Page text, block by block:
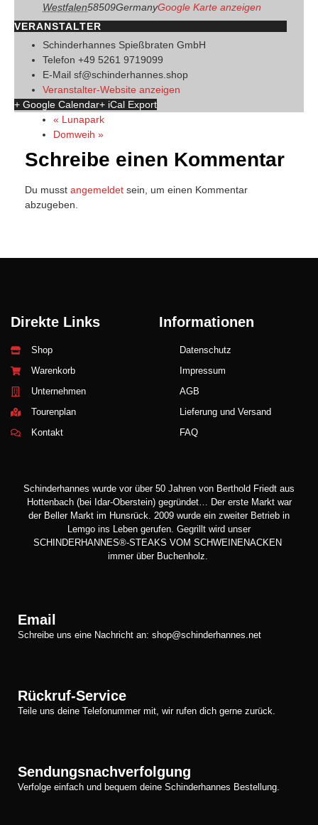
Westfalen58509GermanyGoogle Karte anzeigen
VERANSTALTER
Schinderhannes Spießbraten GmbH
Telefon +49 5261 9719099
E-Mail sf@schinderhannes.shop
Veranstalter-Website anzeigen
+ Google Calendar+ iCal Export
« Lunapark
Domweih »
Schreibe einen Kommentar
Du musst angemeldet sein, um einen Kommentar
abzugeben.
Direkte Links
Shop
Warenkorb
Unternehmen
Tourenplan
Kontakt
Informationen
Datenschutz
Impressum
AGB
Lieferung und Versand
FAQ
Schinderhannes wurde vor über 50 Jahren von Berthold Friedt aus
Hottenbach (bei Idar-Oberstein) gegründet… Der erste Markt war
der Beller Markt im Hunsrück. 2009 wurde ein zweiter Betrieb in
Lemgo ins Leben gerufen. Gegrillt wird unser
SCHINDERHANNES®-STEAKS VOM SCHWEINENACKEN
immer über Buchenholz.
Email
Schreibe uns eine Nachricht an: shop@schinderhannes.net
Rückruf-Service
Teile uns deine Telefonummer mit, wir rufen dich gerne zurück.
Sendungsnachverfolgung
Verfolge einfach und bequem deine Schinderhannes Bestellung.